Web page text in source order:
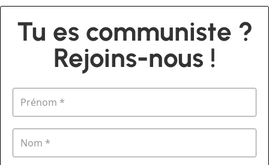
Tu es communiste ?
Rejoins-nous !